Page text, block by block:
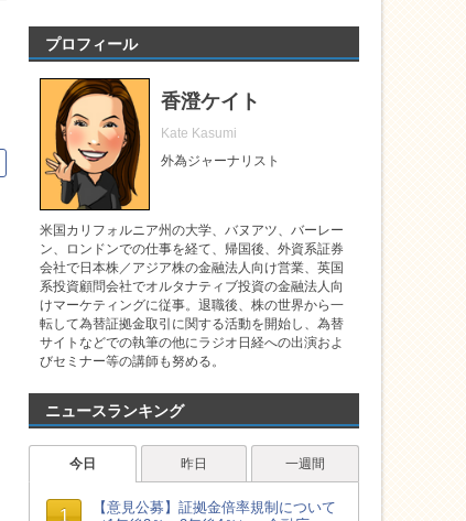
プロフィール
香澄ケイト
Kate Kasumi
外為ジャーナリスト
米国カリフォルニア州の大学、バヌアツ、バーレー
ン、ロンドンでの仕事を経て、帰国後、外資系証券
会社で日本株／アジア株の金融法人向け営業、英国
系投資顧問会社でオルタナティブ投資の金融法人向
けマーケティングに従事。退職後、株の世界から一
転して為替証拠金取引に関する活動を開始し、為替
サイトなどでの執筆の他にラジオ日経への出演およ
びセミナー等の講師も努める。
ニュースランキング